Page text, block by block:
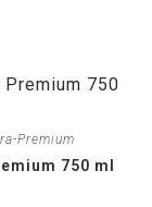
Premium
750 ml